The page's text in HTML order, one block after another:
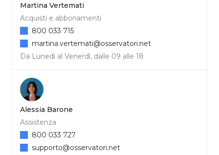
Martina Vertemati
Acquisti e abbonamenti
Da Lunedì al Venerdì, dalle 09 alle 18
800 033 715
martina.vertemati@osservatori.net
Alessia Barone
Assistenza
800 033 727
supporto@osservatori.net